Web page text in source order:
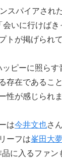
スパイアされ
いに行けばき
トが掲げられて
ピーに照らす
存在であるこ
性が感じられま
は今井文也さ
ーフは峯田大
に入るファン